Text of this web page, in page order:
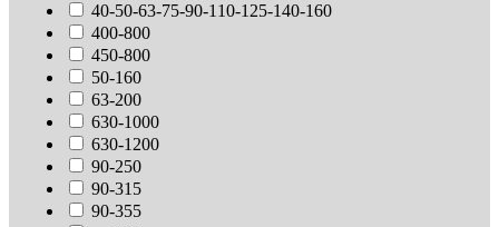
40-50-63-75-90-110-125-140-160
400-800
450-800
50-160
63-200
630-1000
630-1200
90-250
90-315
90-355